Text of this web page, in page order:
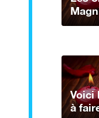
Voici
à